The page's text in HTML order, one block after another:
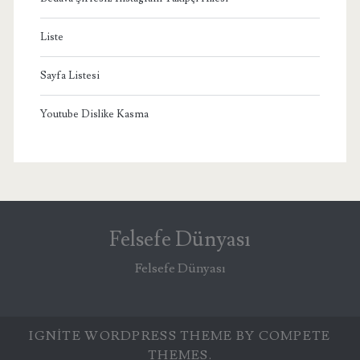
Liste
Sayfa Listesi
Youtube Dislike Kasma
Felsefe Dünyası
Felsefe Dünyası
IGNITE WORDPRESS THEME BY COMPETE
THEMES.